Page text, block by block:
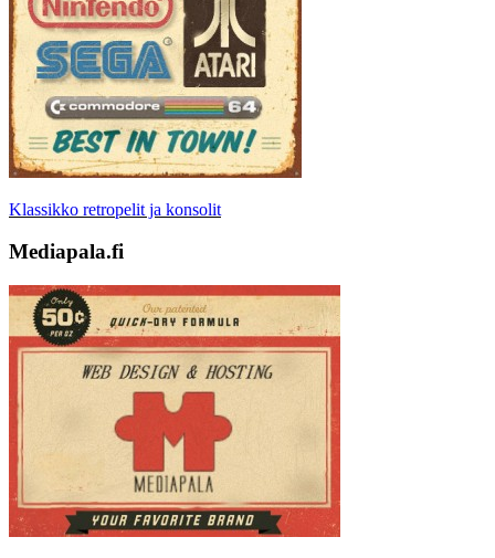
Klassikko retropelit ja konsolit
Mediapala.fi